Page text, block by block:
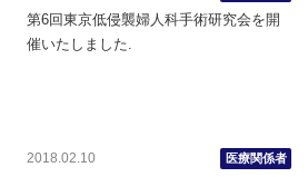
第6回東京低侵襲婦人科手術研究会を開
催いたしました.
2018.02.10 医療関係者